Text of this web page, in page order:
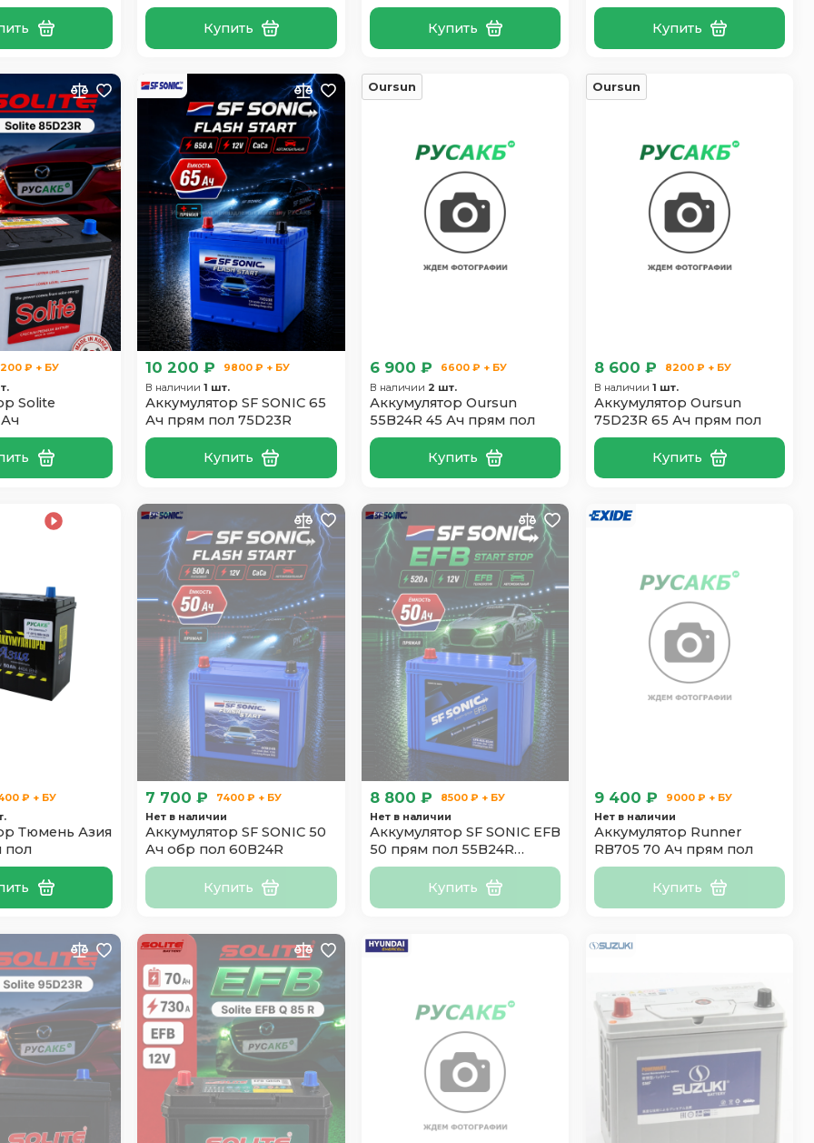
Купить Купить Купить
₽ + БУ
Solite
10 200 ₽
9800 ₽ + БУ
В наличии1 шт.
Аккумулятор SF SONIC 65
Ач прям пол 75D23R
Купить
Oursun
6 900 ₽
6600 ₽ + БУ
В наличии 2 шт.
Аккумулятор Oursun
55B24R 45 Ач прям пол
Купить
Oursun
8 600 ₽
8200 ₽ + БУ
В наличии 1 шт.
Аккумулятор Oursun
75D23R 65 Ач прям пол
Купить
₽ + БУ
Тюмень Азия
пол
7 700 ₽
7400 ₽ + БУ
Нет в наличии
Аккумулятор SF SONIC 50
Ач обр пол 60B24R
Купить
8 800 ₽
8500 ₽ + БУ
Нет в наличии
Аккумулятор SF SONIC EFB
50 прям пол 55B24R
тонк.кл
Купить
9 400 ₽
9000 ₽ + БУ
Нет в наличии
Аккумулятор Runner
RB705 70 Ач прям пол
Купить